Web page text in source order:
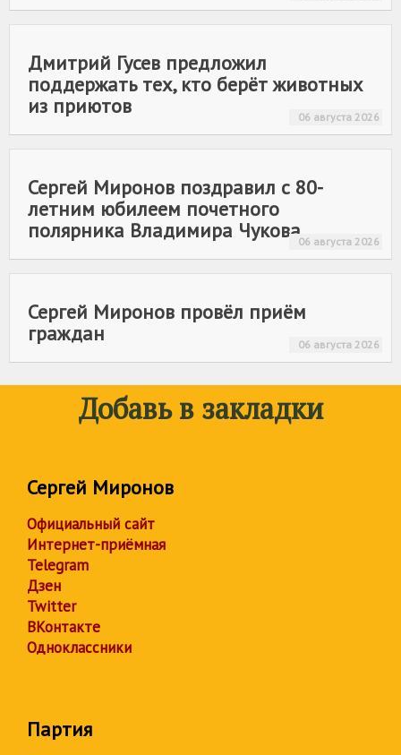
Дмитрий Гусев предложил
поддержать тех, кто берёт животных
из приютов
06 августа 2026
Сергей Миронов поздравил с 80-
летним юбилеем почетного
полярника Владимира Чукова06 августа 2026
Сергей Миронов провёл приём
граждан
06 августа 2026
Добавь в закладки
Сергей Миронов
Официальный сайт
Интернет-приёмная
Telegram
Дзен
Twitter
ВКонтакте
Одноклассники
Партия